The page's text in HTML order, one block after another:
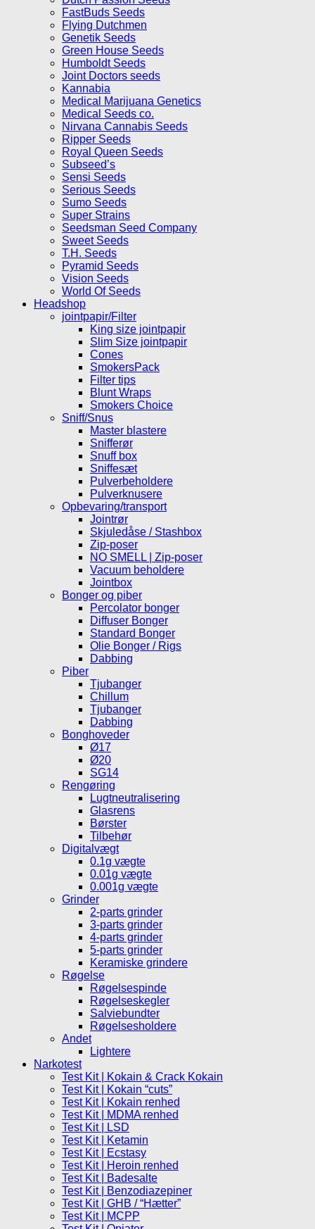
FastBuds Seeds
Flying Dutchmen
Genetik Seeds
Green House Seeds
Humboldt Seeds
Joint Doctors seeds
Kannabia
Medical Marijuana Genetics
Medical Seeds co.
Nirvana Cannabis Seeds
Ripper Seeds
Royal Queen Seeds
Subseed’s
Sensi Seeds
Serious Seeds
Sumo Seeds
Super Strains
Seedsman Seed Company
Sweet Seeds
T.H. Seeds
Pyramid Seeds
Vision Seeds
World Of Seeds
Headshop
jointpapir/Filter
King size jointpapir
Slim Size jointpapir
Cones
SmokersPack
Filter tips
Blunt Wraps
Smokers Choice
Sniff/Snus
Master blastere
Snifferør
Snuff box
Sniffesæt
Pulverbeholdere
Pulverknusere
Opbevaring/transport
Jointrør
Skjuledåse / Stashbox
Zip-poser
NO SMELL | Zip-poser
Vacuum beholdere
Jointbox
Bonger og piber
Percolator bonger
Diffuser Bonger
Standard Bonger
Olie Bonger / Rigs
Dabbing
Piber
Tjubanger
Chillum
Tjubanger
Dabbing
Bonghoveder
Ø17
Ø20
SG14
Rengøring
Lugtneutralisering
Glasrens
Børster
Tilbehør
Digitalvægt
0.1g vægte
0.01g vægte
0.001g vægte
Grinder
2-parts grinder
3-parts grinder
4-parts grinder
5-parts grinder
Keramiske grindere
Røgelse
Røgelsespinde
Røgelseskegler
Salviebundter
Røgelsesholdere
Andet
Lightere
Narkotest
Test Kit | Kokain & Crack Kokain
Test Kit | Kokain “cuts”
Test Kit | Kokain renhed
Test Kit | MDMA renhed
Test Kit | LSD
Test Kit | Ketamin
Test Kit | Ecstasy
Test Kit | Heroin renhed
Test Kit | Badesalte
Test Kit | Benzodiazepiner
Test Kit | GHB / “Hætter”
Test Kit | MCPP